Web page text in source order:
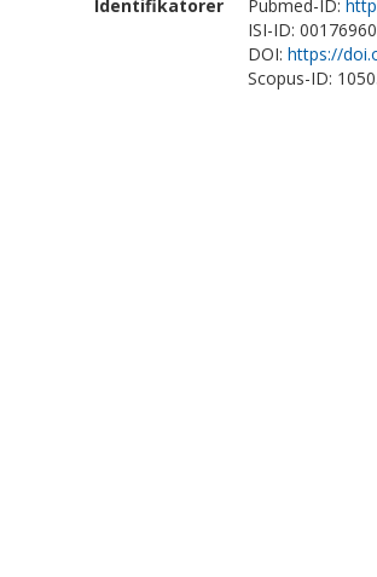
Identifikatorer
Pubmed-ID:
ISI-ID:
DOI: https://
Scopus-ID: